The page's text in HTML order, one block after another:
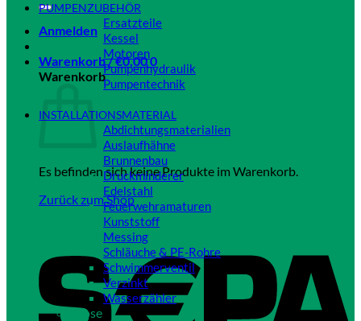
Anmelden
Warenkorb /€0,000
Warenkorb
Es befinden sich keine Produkte im Warenkorb.
Zurück zum Shop
PUMPENZUBEHÖR
Ersatzteile
Kessel
Motoren
Pumpenhydraulik
Pumpentechnik
INSTALLATIONSMATERIAL
Abdichtungsmaterialien
Auslaufhähne
Brunnenbau
Druckminderer
Edelstahl
Feuerwehramaturen
Kunststoff
Messing
Schläuche & PE-Rohre
Schwimmerventil
Verzinkt
Wasserzähler
Close